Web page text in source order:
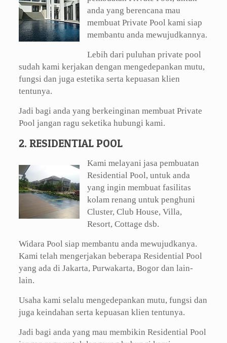
anda yang berencana mau
membuat Private Pool kami siap
membantu anda mewujudkannya.
Lebih dari puluhan private pool
sudah kami kerjakan dengan mengedepankan mutu,
fungsi dan juga estetika serta kepuasan klien
tentunya.
Jadi bagi anda yang berkeinginan membuat Private
Pool jangan ragu seketika hubungi kami.
2. RESIDENTIAL POOL
Kami melayani jasa pembuatan
Residential Pool, untuk anda
yang ingin membuat fasilitas
kolam renang untuk penghuni
Cluster, Club House, Villa,
Resort, Cottage dsb.
Widara Pool siap membantu anda mewujudkanya.
Kami telah mengerjakan beberapa Residential Pool
yang ada di Jakarta, Purwakarta, Bogor dan lain-
lain.
Usaha kami selalu mengedepankan mutu, fungsi dan
juga keindahan serta kepuasan klien tentunya.
Jadi bagi anda yang mau membikin Residential Pool